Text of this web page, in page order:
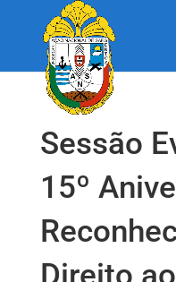
Sessão
15º